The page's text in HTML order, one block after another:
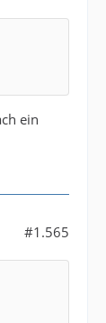
ein
#1.565